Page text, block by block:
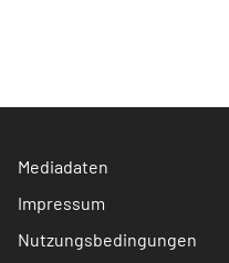
Mediadaten
Impressum
Nutzungsbedingungen